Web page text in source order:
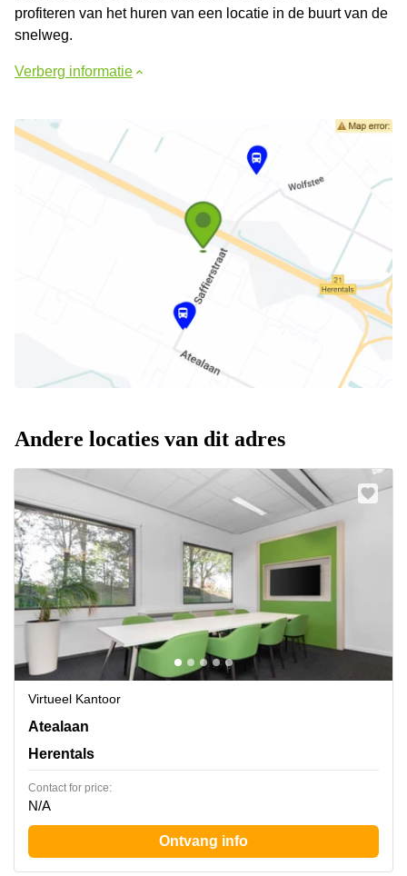
profiteren van het huren van een locatie in de buurt van de
snelweg.
Verberg informatie
Andere locaties van dit adres
Virtueel Kantoor
Atealaan 34, Herentals
Atealaan
Herentals
Contact for price:
N/A
Ontvang info